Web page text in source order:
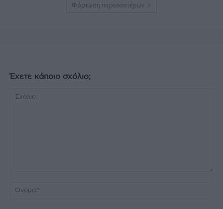
Φόρτωση περισσοτέρων
Έχετε κάποιο σχόλιο;